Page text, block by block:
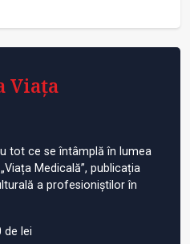
Viața
tot ce se întâmplă în lumea
Medicală”, publicația
a profesioniștilor în
de lei